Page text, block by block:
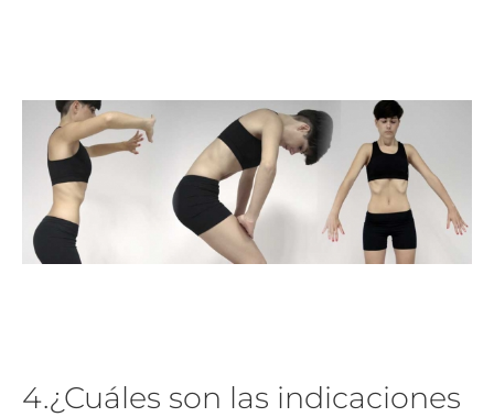
4.¿Cuáles son las indicaciones